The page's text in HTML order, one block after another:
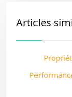
Articles